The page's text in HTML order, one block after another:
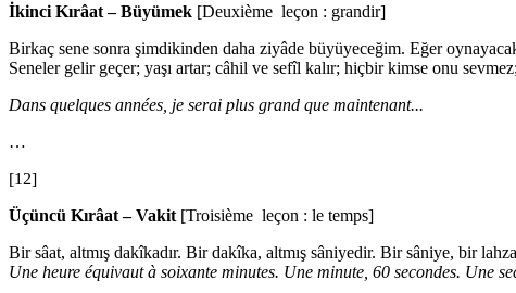
İkinci Kırâat – Büyümek [Deuxième leçon : grandir]
Birkaç sene sonra şimdikinden daha ziyâde büyüyeceğim. Eğer
Seneler gelir geçer; yaşı artar; câhil ve sefîl kalır; hiçbir kimse onu
Dans quelques années, je serai plus grand que maintenant...
…
[12]
Üçüncü Kırâat – Vakit [Troisième leçon : le temps]
Bir sâat, altmış dakîkadır. Bir dakîka, altmış sâniyedir. Bir sâniye, bir
Une heure équivaut à soixante minutes. Une minute, 60 secondes. Une